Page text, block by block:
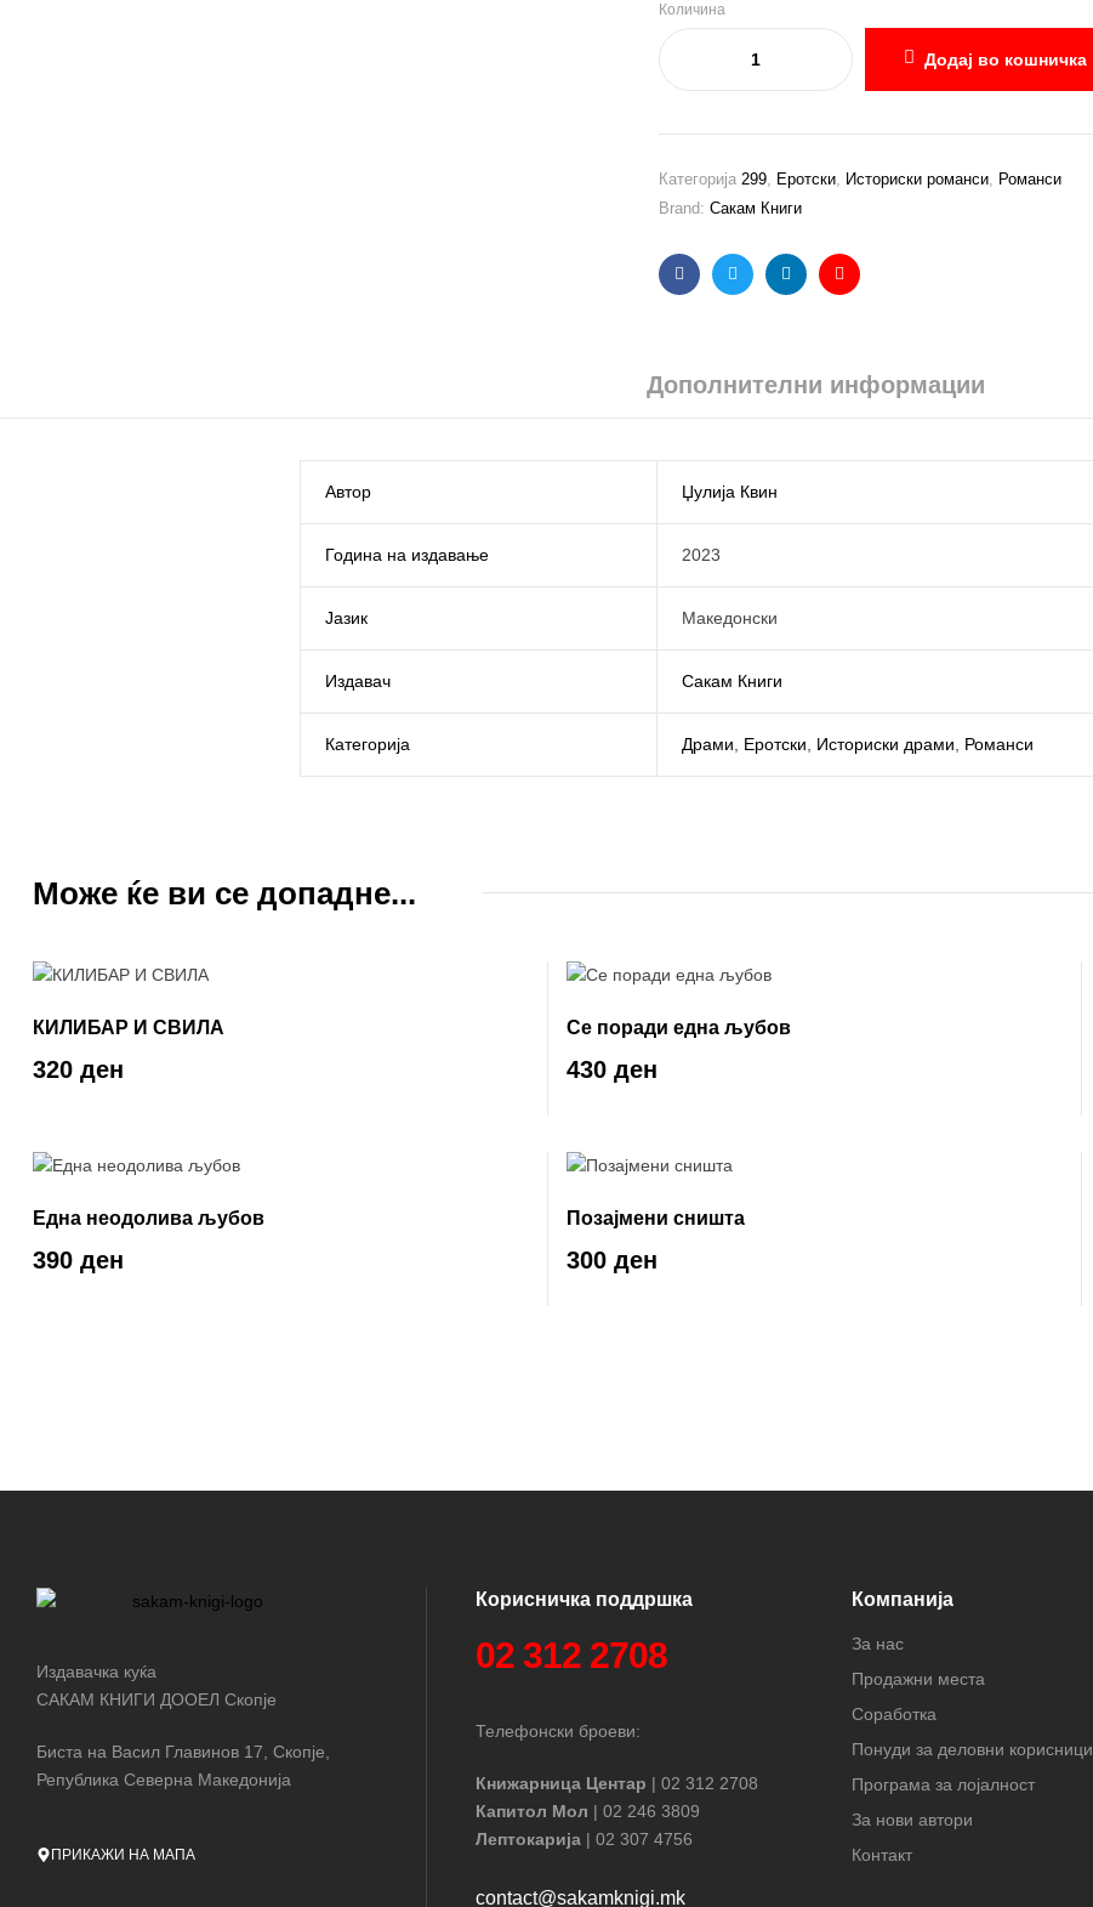
Количина
Додај во кошничка
Категорија 299, Еротски, Историски романси, Романси
Brand: Сакам Книги
FacebookTwitterLinkedinEmail
Дополнителни информации
Автор Џулија Квин
Година на издавање 2023
Јазик Македонски
Издавач Сакам Книги
Категорија Драми Еротски Историски драми Романси
Може ќе ви се допадне...
КИЛИБАР И СВИЛА
320 ден
Се поради една љубов
430 ден
Една неодолива љубов
390 ден
Позајмени сништа
300 ден
Издавачка куќа
САКАМ КНИГИ ДООЕЛ Скопје
Биста на Васил Главинов 17, Скопје,
Република Северна Македонија
ПРИКАЖИ НА МАПА
Корисничка поддршка
02 312 2708
Телефонски броеви:
Книжарница Центар | 02 312 2708
Капитол Мол | 02 246 3809
Лептокарија | 02 307 4756
contact@sakamknigi.mk
Компанија
За нас
Продажни места
Соработка
Понуди за деловни корисници
Програма за лојалност
За нови автори
Контакт